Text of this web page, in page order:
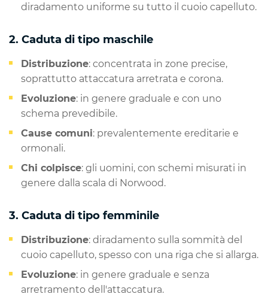
diradamento uniforme su tutto il cuoio capelluto.
2. Caduta di tipo maschile
Distribuzione: concentrata in zone precise,
soprattutto attaccatura arretrata e corona.
Evoluzione: in genere graduale e con uno
schema prevedibile.
Cause comuni: prevalentemente ereditarie e
ormonali.
Chi colpisce: gli uomini, con schemi misurati in
genere dalla scala di Norwood.
3. Caduta di tipo femminile
Distribuzione: diradamento sulla sommità del
cuoio capelluto, spesso con una riga che si allarga.
Evoluzione: in genere graduale e senza
arretramento dell'attaccatura.